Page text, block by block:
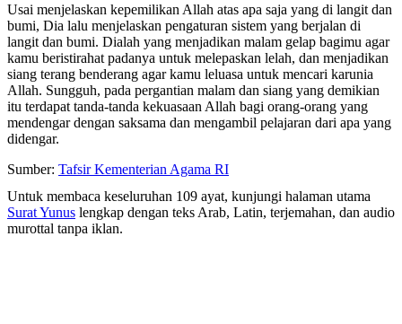
Usai menjelaskan kepemilikan Allah atas apa saja yang di langit dan
bumi, Dia lalu menjelaskan pengaturan sistem yang berjalan di
langit dan bumi. Dialah yang menjadikan malam gelap bagimu agar
kamu beristirahat padanya untuk melepaskan lelah, dan menjadikan
siang terang benderang agar kamu leluasa untuk mencari karunia
Allah. Sungguh, pada pergantian malam dan siang yang demikian
itu terdapat tanda-tanda kekuasaan Allah bagi orang-orang yang
mendengar dengan saksama dan mengambil pelajaran dari apa yang
didengar.
Sumber: Tafsir Kementerian Agama RI
Untuk membaca keseluruhan 109 ayat, kunjungi halaman utama
Surat Yunus lengkap dengan teks Arab, Latin, terjemahan, dan audio
murottal tanpa iklan.